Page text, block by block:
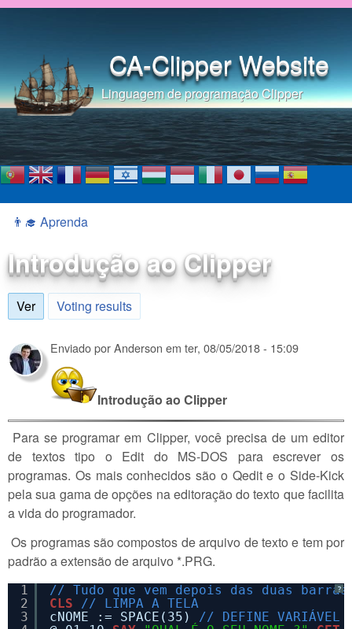
Pular para o conteúdo
CA-Clipper Website
Linguagem de programação Clipper
Você está aqui
👨‍🎓 Aprenda
Introdução ao Clipper
Ver(aba ativa)
Voting results
Enviado porAnderson em ter, 08/05/2018 - 15:09
Introdução ao Clipper
Para se programar em Clipper, você precisa de um editor
de textos tipo o Edit do MS-DOS para escrever os
programas. Os mais conhecidos são o Qedit e o Side-Kick
pela sua gama de opções na editoração do texto que facilita
a vida do programador.
Os programas são compostos de arquivo de texto e tem por
padrão a extensão de arquivo *.PRG.
?
1
2
3
// Tudo que vem depois das duas
CLS
// LIMPA A TELA
cNOME := SPACE(35)
// DEFINE VARIÁVEL